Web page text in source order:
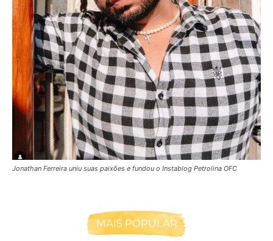
Jonathan Ferreira uniu suas paixões e fundou o Instablog Petrolina OFC
MAIS POPULAR